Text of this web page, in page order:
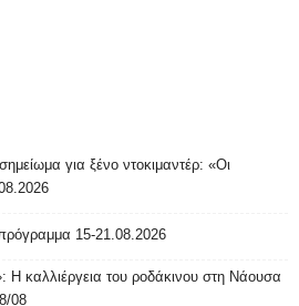
για ξένο ντοκιμαντέρ: «Οι
15-21.08.2026
Η καλλιέργεια του ροδάκινου στη Νάουσα
08